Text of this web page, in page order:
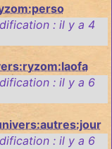
: il y a 4
: il y a 6
: il y a 6